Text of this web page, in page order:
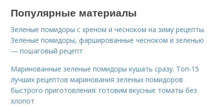
Популярные материалы
Зеленые помидоры с хреном и чесноком на зиму рецепты.
Зеленые помидоры, фаршированные чесноком и зеленью
— пошаговый рецепт
Маринованные зеленые помидоры кушать сразу. Топ-15
лучших рецептов маринования зеленых помидоров
быстрого приготовления: готовим вкусные томаты без
хлопот